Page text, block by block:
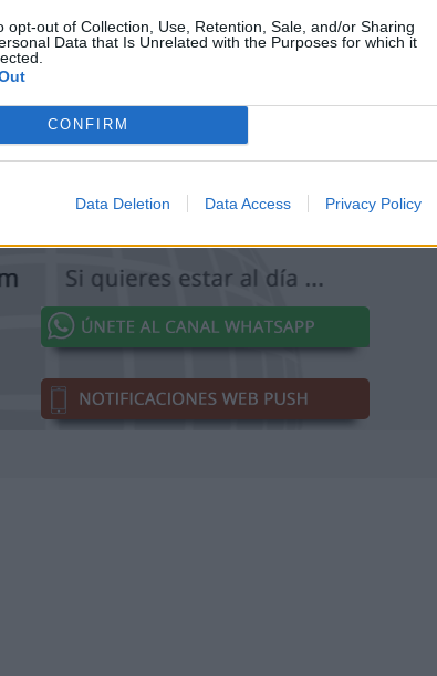
opt-out of Collection, Use, Retention, Sale, and/or Sharing
Data that Is Unrelated with the Purposes for which it
CONFIRM
Data Deletion Data Access Privacy Policy
2025?
2026?
2023?